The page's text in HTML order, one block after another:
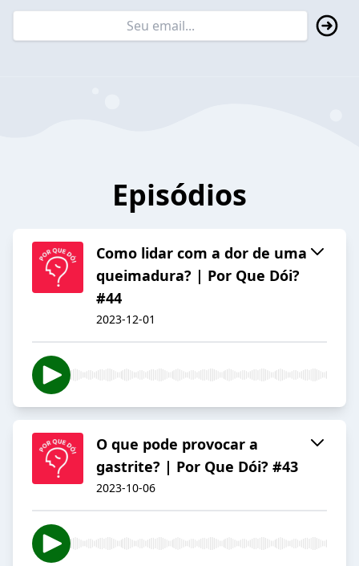
Episódios
Como lidar com a dor de uma
queimadura? | Por Que Dói?
#44
2023-12-01
O que pode provocar a
gastrite? | Por Que Dói? #43
2023-10-06